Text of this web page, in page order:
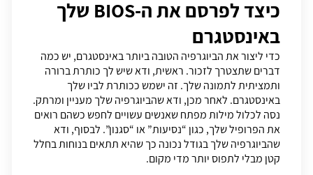
כיצד לפרסם את ה-BIOS שלך
באינסטגרם
כדי ליצור את הביוגרפיה הטובה ביותר באינסטגרם, יש כמה
דברים שתצטרך לזכור. ראשית, ודא שיש לך כותרת ברורה
ותמציתית לתמונה שלך. זה ישמש ככותרת לביו שלך
באינסטגרם. לאחר מכן, ודא שהביוגרפיה שלך מעניין ומרתק.
נסה לכלול מילות מפתח שאנשים עשויים לחפש כשהם רואים
את הפרופיל שלך, כגון “נסיעות” או “סגנון”. לבסוף, ודא
שהביוגרפיה שלך בגודל נכונה כך שהיא תתאים בנוחות בחלל
קטן מבלי לתפוס יותר מדי מקום.